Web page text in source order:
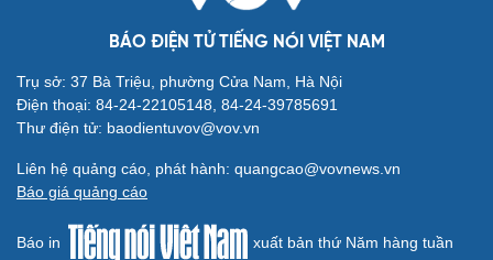
BÁO ĐIỆN TỬ TIẾNG NÓI VIỆT NAM
Trụ sở: 37 Bà Triệu, phường Cửa Nam, Hà Nội
Điện thoại: 84-24-22105148, 84-24-39785691
Thư điện tử: baodientuvov@vov.vn
Liên hệ quảng cáo, phát hành: quangcao@vovnews.vn
Báo giá quảng cáo
Báo in xuất bản thứ Năm hàng tuần